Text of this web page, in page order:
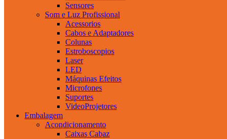
Sensores
Som e Luz Profissional
Acessorios
Cabos e Adaptadores
Colunas
Estroboscopios
Laser
LED
Máquinas Efeitos
Microfones
Suportes
VideoProjetores
Embalagem
Acondicionamento
Caixas Cabaz